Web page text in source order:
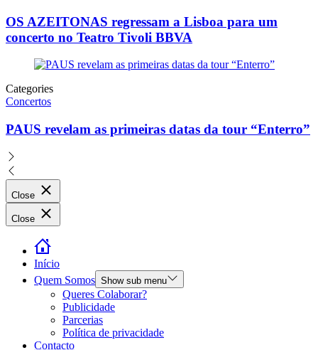
OS AZEITONAS regressam a Lisboa para um
concerto no Teatro Tivoli BBVA
Categories
Concertos
PAUS revelam as primeiras datas da tour “Enterro”
Close
Close
Início
Quem Somos Show sub menu
Queres Colaborar?
Publicidade
Parcerias
Política de privacidade
Contacto